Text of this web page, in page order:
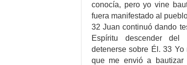
conocía, pero yo vine
fuera manifestado al
32 Juan continuó dando
Espíritu descender
detenerse sobre Él. 33
que me envió a bautizar